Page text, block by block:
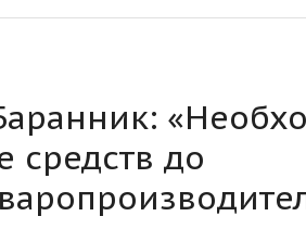
средств до